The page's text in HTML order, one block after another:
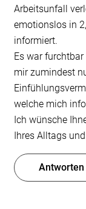
Arbeitsunfall
emotionslos in
informiert.
Es war
mir zumindest
welche mich
Ich wünsche
Ihres Alltags
Antworten